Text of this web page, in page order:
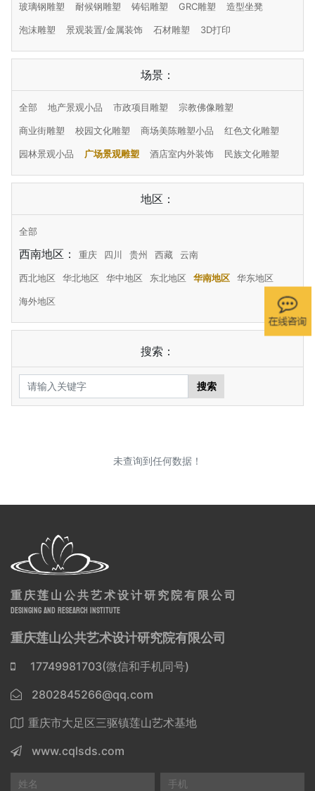
玻璃钢雕塑 耐候钢雕塑 铸铝雕塑 GRC雕塑 造型坐凳
泡沫雕塑 景观装置/金属装饰 石材雕塑 3D打印
场景：
全部 地产景观小品 市政项目雕塑 宗教佛像雕塑
商业街雕塑 校园文化雕塑 商场美陈雕塑小品 红色文化雕塑
园林景观小品 广场景观雕塑 酒店室内外装饰 民族文化雕塑
地区：
全部
西南地区： 重庆 四川 贵州 西藏 云南
西北地区 华北地区 华中地区 东北地区 华南地区 华东地区
海外地区
搜索：
搜索
未查询到任何数据！
重庆莲山公共艺术设计研究院有限公司
DESINGING AND RESEARCH INSTITUTE
重庆莲山公共艺术设计研究院有限公司
17749981703(微信和手机同号)
2802845266@qq.com
重庆市大足区三驱镇莲山艺术基地
www.cqlsds.com